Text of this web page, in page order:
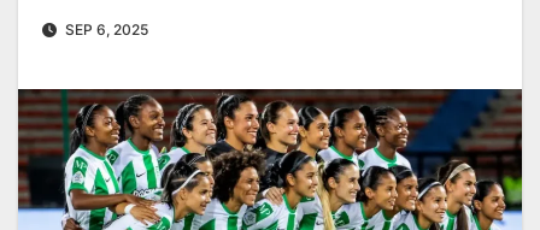
SEP 6, 2025